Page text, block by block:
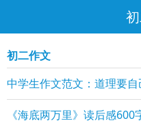
初二作文
中学生作文范文：道理要
《海底两万里》读后感600